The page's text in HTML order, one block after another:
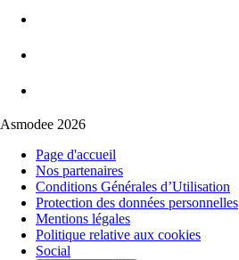
Asmodee 2026
Page d'accueil
Nos partenaires
Conditions Générales d’Utilisation
Protection des données personnelles
Mentions légales
Politique relative aux cookies
Social